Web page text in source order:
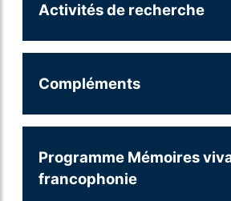
Activités de recherche
Compléments
Programme Mémoires
francophonie